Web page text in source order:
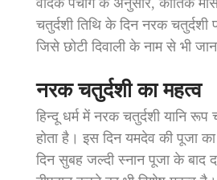
चतुर्दशी तिथि के दिन नरक चतुर्दशी
जिसे छोटी दिवाली के नाम से भी
नरक चतुर्दशी का महत्व
हिन्दू धर्म में नरक चतुर्दशी यानि
होता है। इस दिन यमदेव की पूजा
दिन सुबह जल्दी स्नान पूजा के बाद